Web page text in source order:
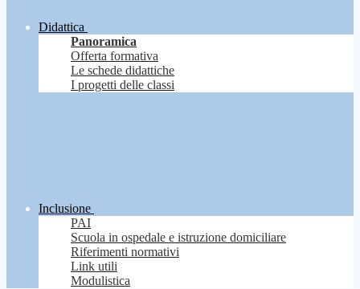
Didattica
Panoramica
Offerta formativa
Le schede didattiche
I progetti delle classi
Inclusione
PAI
Scuola in ospedale e istruzione domiciliare
Riferimenti normativi
Link utili
Modulistica